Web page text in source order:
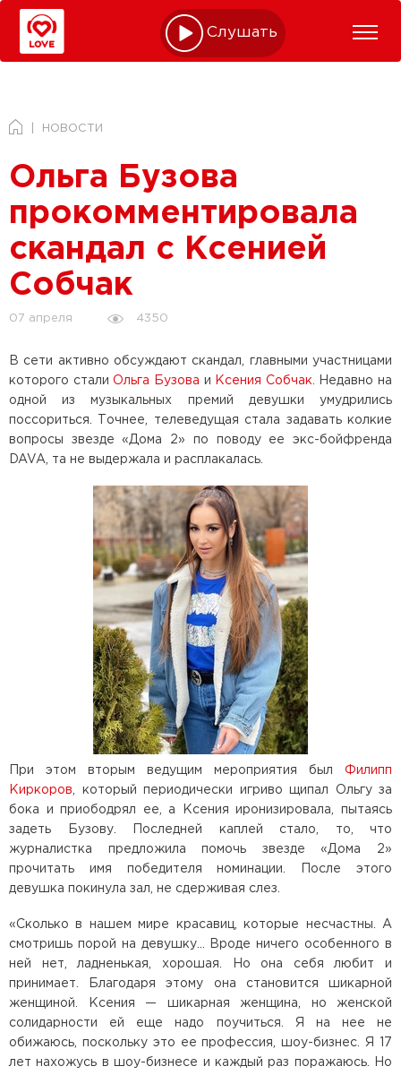
Слушать online
НОВОСТИ
Ольга Бузова
прокомментировала
скандал с Ксенией
Собчак
07 апреля 4350
В сети активно обсуждают скандал, главными участницами
которого сталиОльга Бузова и Ксения Собчак . Недавно на
одной из музыкальных премий девушки умудрились
поссориться. Точнее, телеведущая стала задавать колкие
вопросы звезде «Дома 2» по поводу ее экс-бойфренда
DAVA, та не выдержала и расплакалась.
При этом вторым ведущим мероприятия был Филипп
Киркоров , который периодически игриво щипал Ольгу за
бока и приободрял ее, а Ксения иронизировала, пытаясь
задеть Бузову. Последней каплей стало, то, что
журналистка предложила помочь звезде «Дома 2»
прочитать имя победителя номинации. После этого
девушка покинула зал, не сдерживая слез.
«Сколько в нашем мире красавиц, которые несчастны. А
смотришь порой на девушку… Вроде ничего особенного в
ней нет, ладненькая, хорошая. Но она себя любит и
принимает. Благодаря этому она становится шикарной
женщиной. Ксения — шикарная женщина, но женской
солидарности ей еще надо поучиться. Я на нее не
обижаюсь, поскольку это ее профессия, шоу-бизнес. Я 17
лет нахожусь в шоу-бизнесе и каждый раз поражаюсь. Но